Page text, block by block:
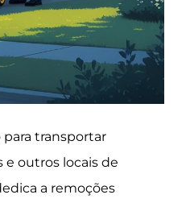
transportar
e outros locais de
a remoções